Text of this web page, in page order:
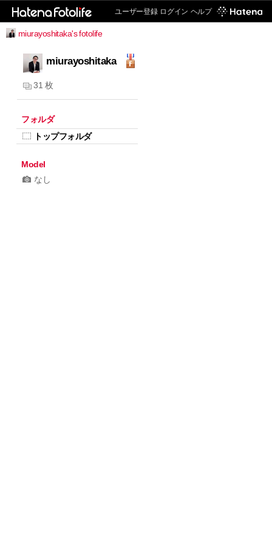
ユーザー登録 ログイン ヘルプ
miurayoshitaka's fotolife
miurayoshitaka
31 枚
フォルダ
トップフォルダ
Model
なし